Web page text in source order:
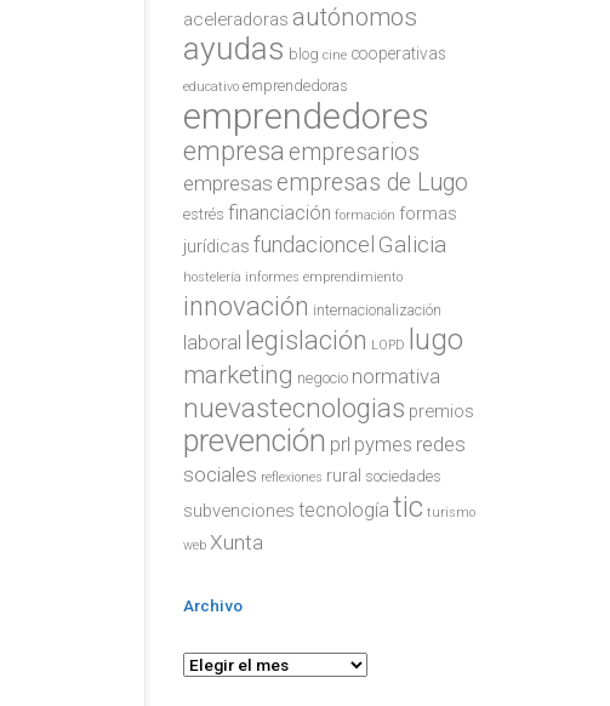
aceleradoras autónomos
ayudas blog cine cooperativas
educativo emprendedoras
emprendedores
empresa empresarios
empresas empresas de Lugo
estrés financiación formación formas
jurídicas fundacioncel Galicia
hostelería informes emprendimiento
innovación internacionalización
laboral legislación LOPD lugo
marketing negocio normativa
nuevastecnologias premios
prevención prl pymes redes
sociales reflexiones rural sociedades
subvenciones tecnología tic turismo
web Xunta
Archivo
Archivo